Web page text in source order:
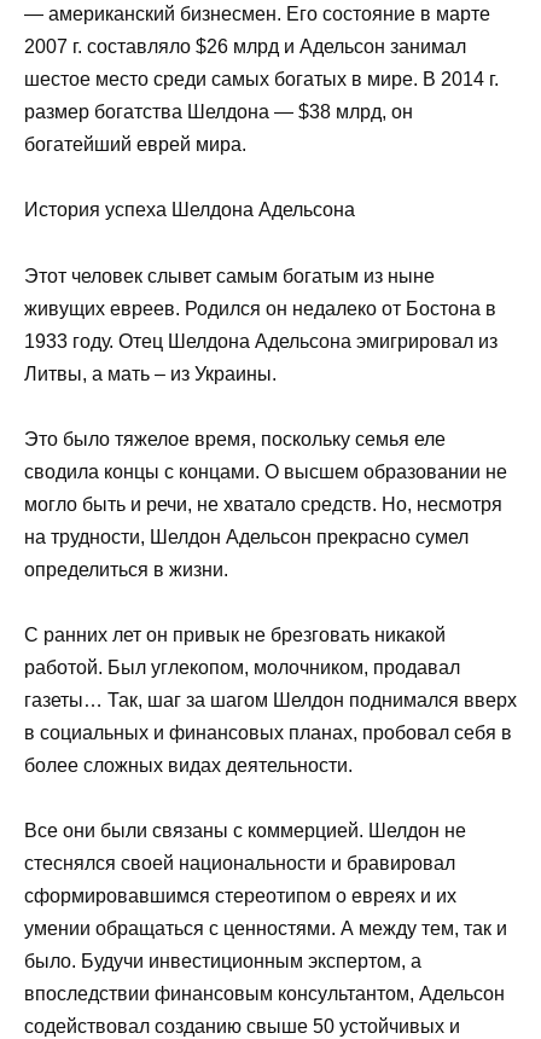
— американский бизнесмен. Его состояние в марте
2007 г. составляло $26 млрд и Адельсон занимал
шестое место среди самых богатых в мире. В 2014 г.
размер богатства Шелдона — $38 млрд, он
богатейший еврей мира.
История успеха Шелдона Адельсона
Этот человек слывет самым богатым из ныне
живущих евреев. Родился он недалеко от Бостона в
1933 году. Отец Шелдона Адельсона эмигрировал из
Литвы, а мать – из Украины.
Это было тяжелое время, поскольку семья еле
сводила концы с концами. О высшем образовании не
могло быть и речи, не хватало средств. Но, несмотря
на трудности, Шелдон Адельсон прекрасно сумел
определиться в жизни.
С ранних лет он привык не брезговать никакой
работой. Был углекопом, молочником, продавал
газеты… Так, шаг за шагом Шелдон поднимался вверх
в социальных и финансовых планах, пробовал себя в
более сложных видах деятельности.
Все они были связаны с коммерцией. Шелдон не
стеснялся своей национальности и бравировал
сформировавшимся стереотипом о евреях и их
умении обращаться с ценностями. А между тем, так и
было. Будучи инвестиционным экспертом, а
впоследствии финансовым консультантом, Адельсон
содействовал созданию свыше 50 устойчивых и